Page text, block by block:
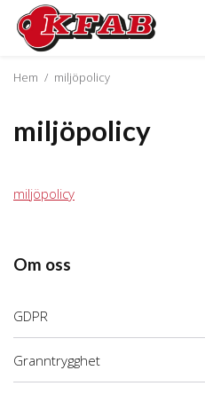
Hoppa
innehåll
Hem / miljöpolicy
Om oss
GDPR
Granntrygghet
miljöpolicy
miljöpolicy